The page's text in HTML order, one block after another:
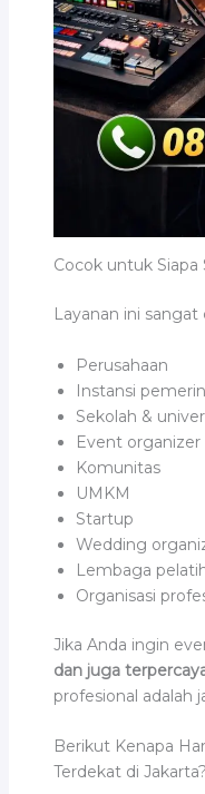
Cocok untuk Siapa
Layanan ini
Perusahaan
Instansi
Sekolah &
Event organizer
Komunitas
UMKM
Startup
Wedding
Lembaga
Organisasi
Jika Anda ingin
dan juga
profesional adalah
Berikut Kenapa
Terdekat di Jakarta?